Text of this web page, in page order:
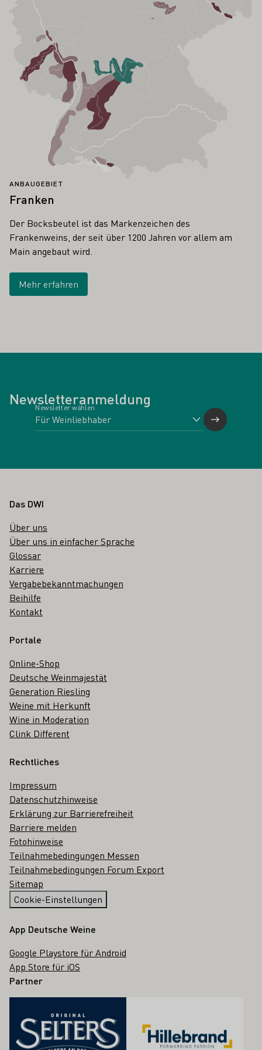
ANBAUGEBIET
Franken
Der Bocksbeutel ist das Markenzeichen des
Frankenweins, der seit über 1200 Jahren vor allem am
Main angebaut wird.
Mehr erfahren
Newsletteranmeldung
Newsletter wählen
Fußbereich
Das DWI
Über uns
Über uns in einfacher Sprache
Glossar
Karriere
Vergabebekanntmachungen
Beihilfe
Kontakt
Portale
Online-Shop
Deutsche Weinmajestät
Generation Riesling
Weine mit Herkunft
Wine in Moderation
Clink Different
Rechtliches
Impressum
Datenschutzhinweise
Erklärung zur Barrierefreiheit
Barriere melden
Fotohinweise
Teilnahmebedingungen Messen
Teilnahmebedingungen Forum Export
Sitemap
Cookie-Einstellungen
App Deutsche Weine
Google Playstore für Android
App Store für iOS
Partner